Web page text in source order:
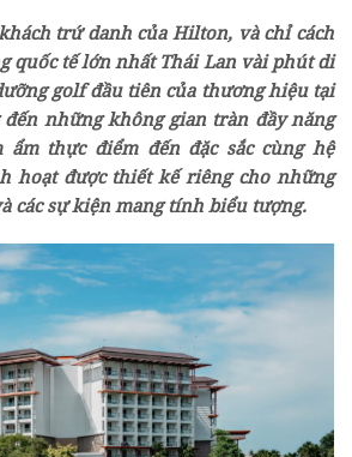
trứ danh của Hilton, và chỉ cách
quốc tế lớn nhất Thái Lan vài phút di
golf đầu tiên của thương hiệu tại
những không gian tràn đầy năng
thực điểm đến đặc sắc cùng hệ
hoạt được thiết kế riêng cho những
các sự kiện mang tính biểu tượng.